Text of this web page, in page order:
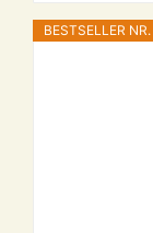
BESTSELLER